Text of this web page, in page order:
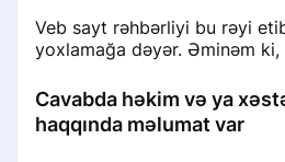
Veb sayt rəhbərliyi bu rəyi
yoxlamağa dəyər. Əminəm
Cavabda həkim və ya
haqqında məlumat var